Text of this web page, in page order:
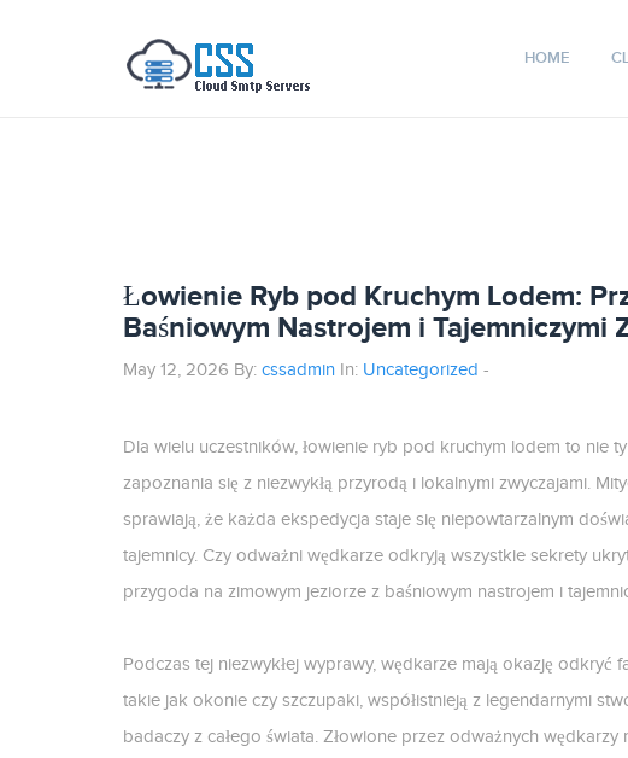
HOME
Łowienie Ryb pod Kruchym Lodem:
Baśniowym Nastrojem i Tajemniczymi
May 12, 2026 By: cssadmin In: Uncategorized -
Dla wielu uczestników, łowienie ryb pod kruchym lodem to nie
zapoznania się z niezwykłą przyrodą i lokalnymi zwyczajami.
sprawiają, że każda ekspedycja staje się niepowtarzalnym
tajemnicy. Czy odważni wędkarze odkryją wszystkie sekrety
przygoda na zimowym jeziorze z baśniowym nastrojem i
Podczas tej niezwykłej wyprawy, wędkarze mają okazję
takie jak okonie czy szczupaki, współistnieją z legendarnymi
badaczy z całego świata. Złowione przez odważnych